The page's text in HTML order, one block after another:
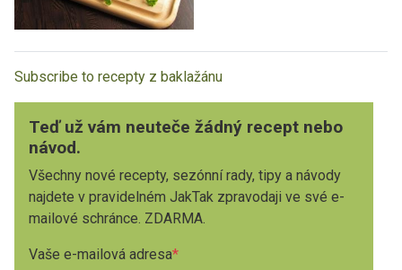
Subscribe to recepty z baklažánu
Teď už vám neuteče žádný recept nebo
návod.
Všechny nové recepty, sezónní rady, tipy a návody
najdete v pravidelném JakTak zpravodaji ve své e-
mailové schránce. ZDARMA.
Vaše e-mailová adresa